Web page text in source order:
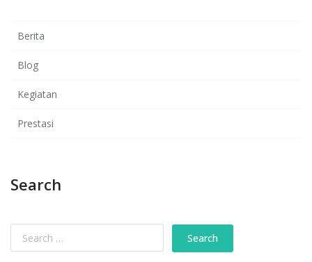
Berita
Blog
Kegiatan
Prestasi
Search